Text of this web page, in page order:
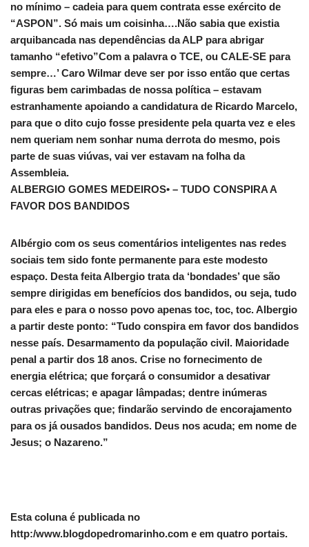
no mínimo – cadeia para quem contrata esse exército de
“ASPON”. Só mais um coisinha….Não sabia que existia
arquibancada nas dependências da ALP para abrigar
tamanho “efetivo”Com a palavra o TCE, ou CALE-SE para
sempre…’ Caro Wilmar deve ser por isso então que certas
figuras bem carimbadas de nossa política – estavam
estranhamente apoiando a candidatura de Ricardo Marcelo,
para que o dito cujo fosse presidente pela quarta vez e eles
nem queriam nem sonhar numa derrota do mesmo, pois
parte de suas viúvas, vai ver estavam na folha da
Assembleia.
ALBERGIO GOMES MEDEIROS• – TUDO CONSPIRA A
FAVOR DOS BANDIDOS
Albérgio com os seus comentários inteligentes nas redes
sociais tem sido fonte permanente para este modesto
espaço. Desta feita Albergio trata da ‘bondades’ que são
sempre dirigidas em benefícios dos bandidos, ou seja, tudo
para eles e para o nosso povo apenas toc, toc, toc. Albergio
a partir deste ponto: “Tudo conspira em favor dos bandidos
nesse país. Desarmamento da população civil. Maioridade
penal a partir dos 18 anos. Crise no fornecimento de
energia elétrica; que forçará o consumidor a desativar
cercas elétricas; e apagar lâmpadas; dentre inúmeras
outras privações que; findarão servindo de encorajamento
para os já ousados bandidos. Deus nos acuda; em nome de
Jesus; o Nazareno.”
Esta coluna é publicada no
http:/www.blogdopedromarinho.com e em quatro portais.